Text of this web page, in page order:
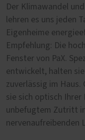
Der Klimawandel
lehren es uns jeden
Eigenheime
Empfehlung: Die
Fenster von PaX.
entwickelt, halten
zuverlässig im Haus.
sie sich optisch Ihrer
unbefugtem Zutritt
nervenaufreibenden
Im Neubau erfüllen
höchste
Sicherheit und im
sicher gehen, dass
lebenswertes,
Zuhause hat. Umso
Fenster auf Qualität